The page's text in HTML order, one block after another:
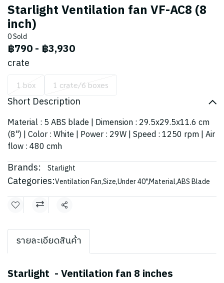
Starlight Ventilation fan VF-AC8 (8
inch)
0 Sold
฿790- ฿3,930
crate
1 box 1 crate/6 boxes
Short Description
Material : 5 ABS blade | Dimension : 29.5x29.5x11.6 cm
(8") | Color : White | Power : 29W | Speed : 1250 rpm | Air
flow : 480 cmh
Brands: Starlight
Categories:Ventilation Fan,Size,Under 40",Material,ABS Blade
Share
รายละเอียดสินค้า
Starlight - Ventilation fan 8 inches